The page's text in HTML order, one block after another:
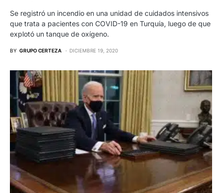
Se registró un incendio en una unidad de cuidados intensivos
que trata a pacientes con COVID-19 en Turquía, luego de que
explotó un tanque de oxígeno.
BY GRUPO CERTEZA DICIEMBRE 19, 2020